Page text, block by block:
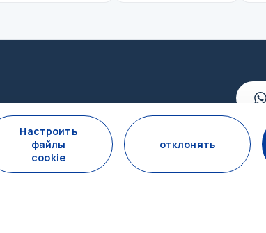
Настроить
файлы
cookie
отклонять